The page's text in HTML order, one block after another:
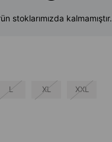
stoklarımızda kalmamıştır.
L XL XXL